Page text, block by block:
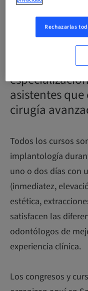
Descubre
formación en
a todos los
que desean
consulta
asistentes
cirugía
Todos los cursos
implantología
uno o dos días con
(inmediatez,
estética,
satisfacen las
odontólogos de
experiencia clínica.
Los congresos y
Rechazarlas